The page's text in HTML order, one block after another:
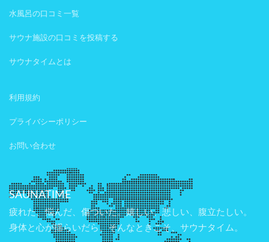
水風呂の口コミ一覧
サウナ施設の口コミを投稿する
サウナタイムとは
利用規約
プライバシーポリシー
お問い合わせ
SAUNATIME
疲れた、悩んだ、傷ついた。嬉しい、悲しい、腹立たしい。
身体と心が揺らいだら、そんなときこそ、サウナタイム。